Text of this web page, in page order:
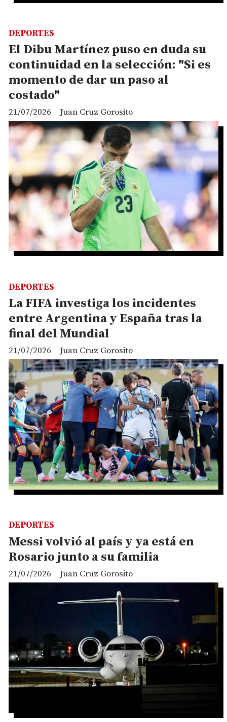
El Dibu Martínez puso en duda su
continuidad en la selección: "Si es
momento de dar un paso al
costado"
Juan Cruz Gorosito
DEPORTES
21/07/2026
La FIFA investiga los incidentes
entre Argentina y España tras la
final del Mundial
Juan Cruz Gorosito
DEPORTES
21/07/2026
Messi volvió al país y ya está en
Rosario junto a su familia
Juan Cruz Gorosito
DEPORTES
21/07/2026